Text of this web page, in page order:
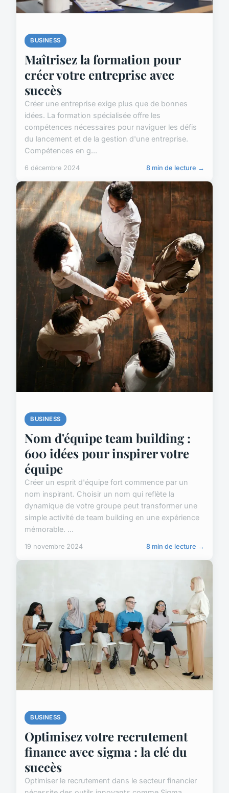
BUSINESS
Maîtrisez la formation pour
créer votre entreprise avec
succès
Créer une entreprise exige plus que de bonnes
idées. La formation spécialisée offre les
compétences nécessaires pour naviguer les défis
du lancement et de la gestion d'une entreprise.
Compétences en g...
6 décembre 2024 8 min de lecture →
BUSINESS
Nom d'équipe team building :
600 idées pour inspirer votre
équipe
Créer un esprit d'équipe fort commence par un
nom inspirant. Choisir un nom qui reflète la
dynamique de votre groupe peut transformer une
simple activité de team building en une expérience
mémorable. ...
19 novembre 2024 8 min de lecture →
BUSINESS
Optimisez votre recrutement
finance avec sigma : la clé du
succès
Optimiser le recrutement dans le secteur financier